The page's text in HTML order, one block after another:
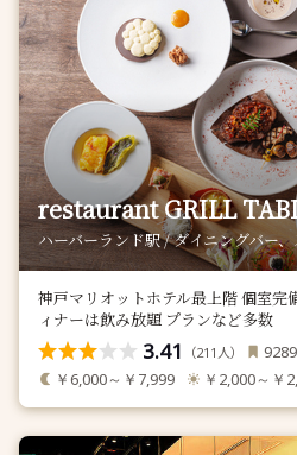
restaurant GRILL
ハーバーランド駅 / ダイニングバー
神戸マリオットホテル最上階 個室完
ィナーは飲み放題 プランなど多数
3.41 （211 人） 9289
￥6,000～￥7,999 ￥2,000～￥